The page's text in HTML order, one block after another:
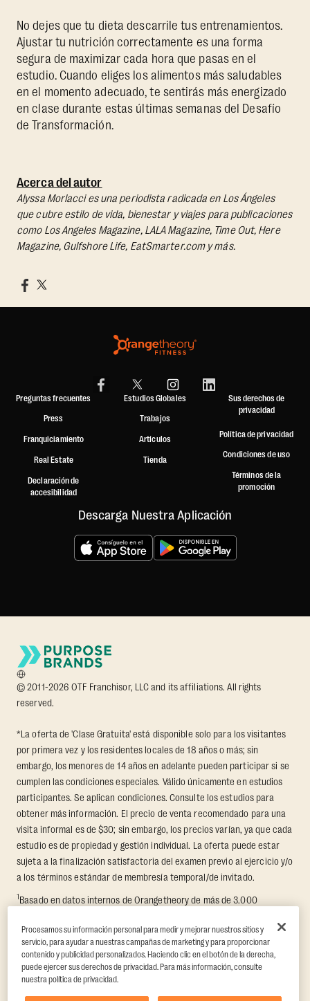
No dejes que tu dieta descarrile tus entrenamientos.
Ajustar tu nutrición correctamente es una forma
segura de maximizar cada hora que pasas en el
estudio. Cuando eliges los alimentos más saludables
en el momento adecuado, te sentirás más energizado
en clase durante estas últimas semanas del Desafío
de Transformación.
Acerca del autor
Alyssa Morlacci es una periodista radicada en Los Ángeles
que cubre estilo de vida, bienestar y viajes para publicaciones
como Los Angeles Magazine, LALA Magazine, Time Out, Here
Magazine, Gulfshore Life, EatSmarter.com y más.
Preguntas frecuentes
Press
Franquiciamiento
Real Estate
Declaración de
accesibilidad
Estudios Globales
Trabajos
Artículos
Tienda
Sus derechos de
privacidad
Política de privacidad
Condiciones de uso
Términos de la
promoción
Descarga Nuestra Aplicación
© 2011-2026 OTF Franchisor, LLC and its affiliations. All rights
reserved.
*La oferta de 'Clase Gratuita' está disponible solo para los visitantes
por primera vez y los residentes locales de 18 años o más; sin
embargo, los menores de 14 años en adelante pueden participar si se
cumplen las condiciones especiales. Válido únicamente en estudios
participantes. Se aplican condiciones. Consulte los estudios para
obtener más información. El precio de venta recomendado para una
visita informal es de $30; sin embargo, los precios varían, ya que cada
estudio es de propiedad y gestión individual. La oferta puede estar
sujeta a la finalización satisfactoria del examen previo al ejercicio y/o
a los términos estándar de membresía temporal/de invitado.
1Basado en datos internos de Orangetheory de más de 3.000
semanas, en el que se midió la pérdida promedio de grasa y el
aumento de masa muscular libre de grasa. Respaldado por hallazgos
de terceros en Quindry et al., 2021: “Physiologic and Psychologic
Responses to a High Intensity Functional Training Program.”
Exercise Physiology Online, 24(2), 79–91.
Procesamos su información personal para medir y mejorar nuestros sitios y
servicio, para ayudar a nuestras campañas de marketing y para proporcionar
contenido y publicidad personalizados. Haciendo clic en el botón de la derecha,
puede ejercer sus derechos de privacidad. Para más información, consulte
nuestra política de privacidad.